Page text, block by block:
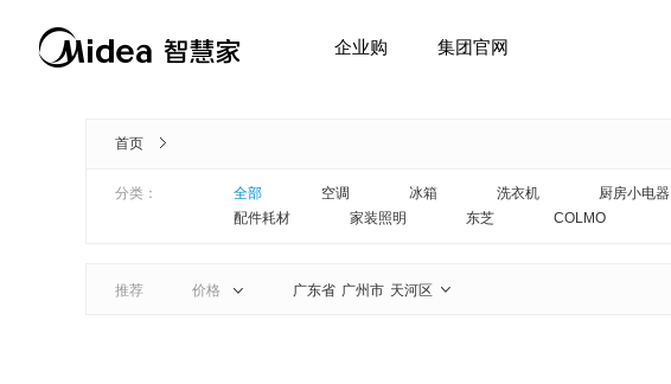
企业购 集团官网
首页
分类： 全部 空调 冰箱 洗衣机 厨房小电器
配件耗材
家装照明 东芝 COLMO
推荐 价格 广东省 广州市 天河区